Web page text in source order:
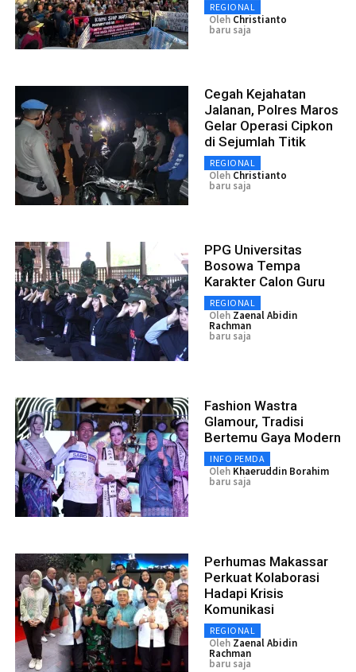
REGIONAL
Oleh Christianto
baru saja
Cegah Kejahatan
Jalanan, Polres Maros
Gelar Operasi Cipkon
di Sejumlah Titik
REGIONAL
Oleh Christianto
baru saja
PPG Universitas
Bosowa Tempa
Karakter Calon Guru
REGIONAL
Oleh Zaenal Abidin
Rachman
baru saja
Fashion Wastra
Glamour, Tradisi
Bertemu Gaya Modern
INFO PEMDA
Oleh Khaeruddin Borahim
baru saja
Perhumas Makassar
Perkuat Kolaborasi
Hadapi Krisis
Komunikasi
REGIONAL
Oleh Zaenal Abidin
Rachman
baru saja